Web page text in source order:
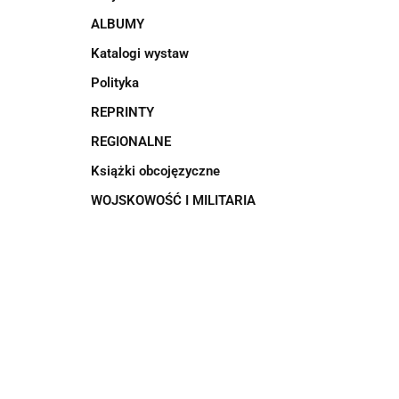
ALBUMY
Katalogi wystaw
Polityka
REPRINTY
REGIONALNE
Książki obcojęzyczne
WOJSKOWOŚĆ I MILITARIA